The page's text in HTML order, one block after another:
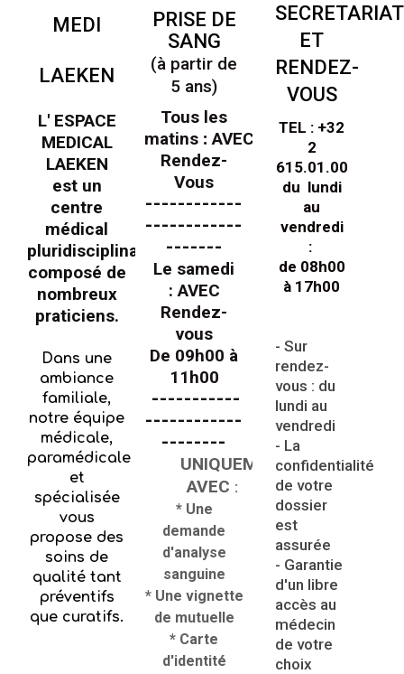
MEDI
LAEKEN
L' ESPACE
MEDICAL
LAEKEN
est un
centre
médical
pluridisciplinaire
composé de
nombreux
praticiens.
Dans une
ambiance
familiale,
notre équipe
médicale,
paramédicale
et
spécialisée
vous
propose des
soins de
qualité tant
préventifs
que curatifs.
PRISE DE
SANG
(à partir de
5 ans)
Tous les
matins :AVEC
Rendez-
Vous
------------
------------
-------
Le samedi
: AVEC
Rendez-
vous
De 09h00 à
11h00
-----------
------------
--------
UNIQUEMENT
AVEC :
* Une
demande
d'analyse
sanguine
* Une vignette
de mutuelle
* Carte
d'identité
SECRETARIAT
ET
RENDEZ-
VOUS
TEL : +32
2
615.01.00
du lundi
au
vendredi
:
de 08h00
à 17h00
- Sur
rendez-
vous : du
lundi au
vendredi
- La
confidentialité
de votre
dossier
est
assurée
- Garantie
d'un libre
accès au
médecin
de votre
choix